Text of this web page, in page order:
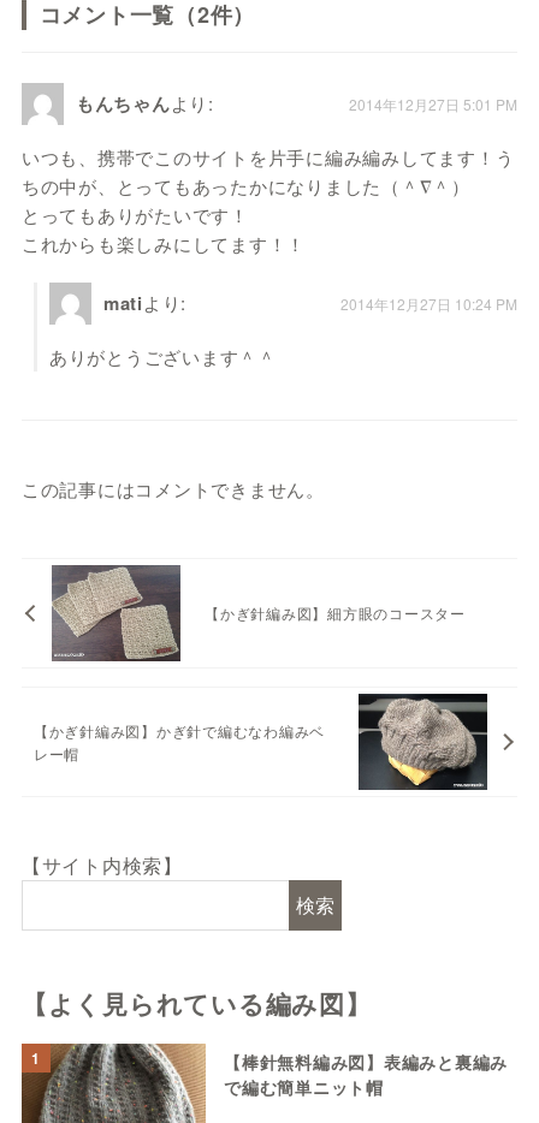
コメント一覧（2件）
もんちゃんより: 2014年12月27日 5:01 PM
いつも、携帯でこのサイトを片手に編み編みしてます！う
ちの中が、とってもあったかになりました（＾∇＾）
とってもありがたいです！
これからも楽しみにしてます！！
matiより: 2014年12月27日 10:24 PM
ありがとうございます＾＾
この記事にはコメントできません。
【かぎ針編み図】細方眼のコースター
【かぎ針編み図】かぎ針で編むなわ編みベ
レー帽
【サイト内検索】
検索
【よく見られている編み図】
1
【棒針無料編み図】表編みと裏編み
で編む簡単ニット帽